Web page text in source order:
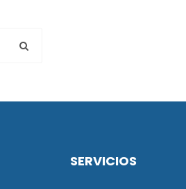
SERVICIOS